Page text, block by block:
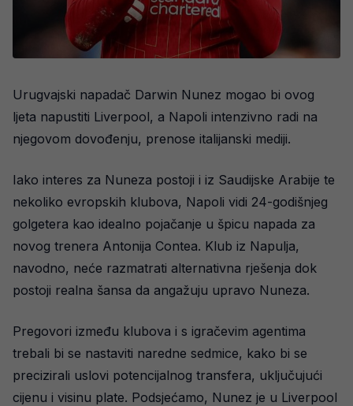
Urugvajski napadač Darwin Nunez mogao bi ovog
ljeta napustiti Liverpool, a Napoli intenzivno radi na
njegovom dovođenju, prenose italijanski mediji.
Iako interes za Nuneza postoji i iz Saudijske Arabije te
nekoliko evropskih klubova, Napoli vidi 24-godišnjeg
golgetera kao idealno pojačanje u špicu napada za
novog trenera Antonija Contea. Klub iz Napulja,
navodno, neće razmatrati alternativna rješenja dok
postoji realna šansa da angažuju upravo Nuneza.
Pregovori između klubova i s igračevim agentima
trebali bi se nastaviti naredne sedmice, kako bi se
precizirali uslovi potencijalnog transfera, uključujući
cijenu i visinu plate. Podsjećamo, Nunez je u Liverpool